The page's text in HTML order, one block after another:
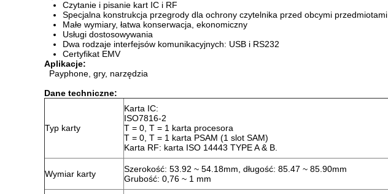
Czytanie i pisanie kart IC i RF
Specjalna konstrukcja przegrody dla ochrony czytelnika przed obcymi przedmiotami
Małe wymiary, łatwa konserwacja, ekonomiczny
Usługi dostosowywania
Dwa rodzaje interfejsów komunikacyjnych: USB i RS232
Certyfikat EMV
Aplikacje:
Payphone, gry, narzędzia
Dane techniczne:
Typ karty
Karta IC:
ISO7816-2
T = 0, T = 1 karta procesora
T = 0, T = 1 karta PSAM (1 slot SAM)
Karta RF: karta ISO 14443 TYPE A & B.
Wymiar karty
Szerokość: 53.92 ~ 54.18mm, długość: 85.47 ~ 85.90mm
Grubość: 0,76 ~ 1 mm